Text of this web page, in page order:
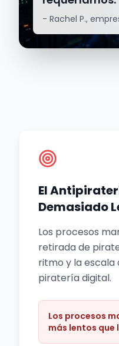
- Rachel P.,
El
Demasiado
Los procesos
retirada de
ritmo y la escala
piratería digital.
Los procesos
más lentos